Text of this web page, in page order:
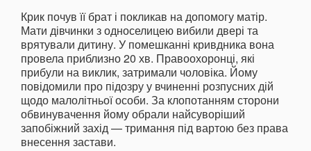
Крик почув її брат і покликав на допомогу матір.
Мати дівчинки з односелицею вибили двері та
врятували дитину. У помешканні кривдника вона
провела приблизно 20 хв. Правоохоронці, які
прибули на виклик, затримали чоловіка. Йому
повідомили про підозру у вчиненні розпусних дій
щодо малолітньої особи. За клопотанням сторони
обвинувачення йому обрали найсуворіший
запобіжний захід — тримання під вартою без права
внесення застави.